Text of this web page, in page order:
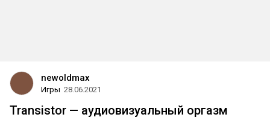
newoldmax
Игры 28.06.2021
Transistor — аудиовизуальный оргазм